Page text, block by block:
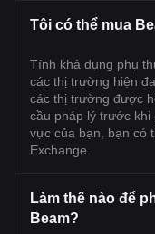
Tôi có thể mua
Tính khả dụng phụ
các thị trường hiện
các thị trường được
cầu pháp lý trước khi
vực của bạn, bạn có
Exchange.
Làm thế nào để
Beam?